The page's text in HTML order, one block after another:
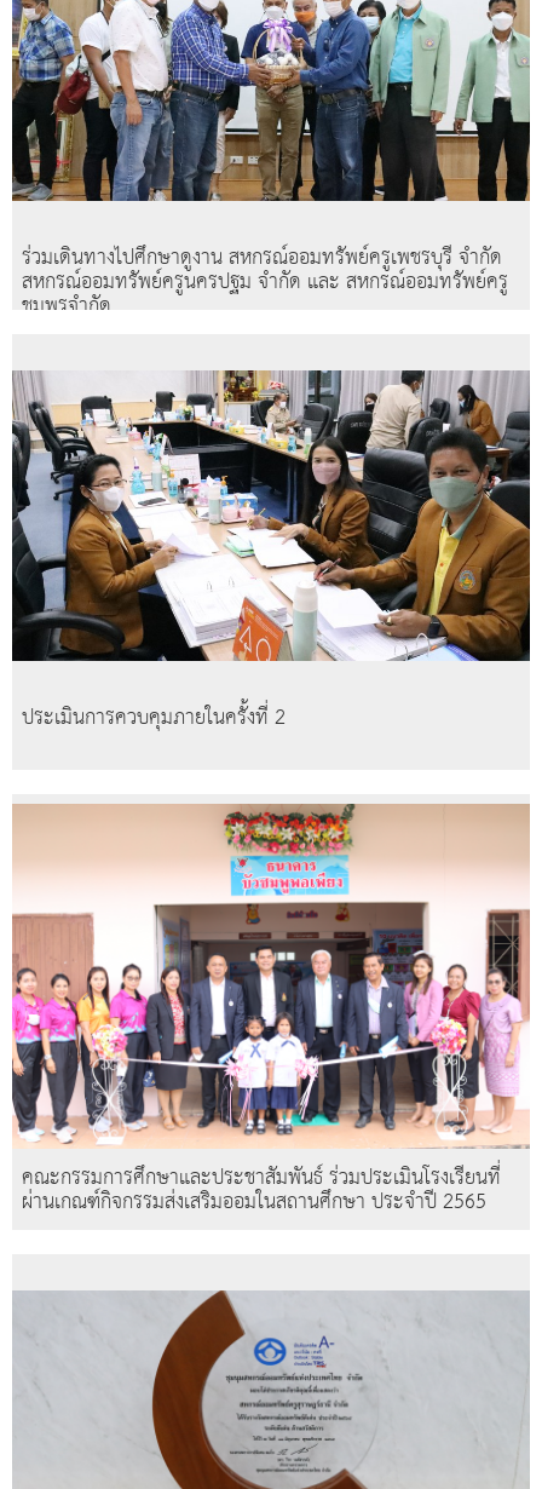
ร่วมเดินทางไปศึกษาดูงาน สหกรณ์ออมทรัพย์ครูเพชรบุรี จำกัด
สหกรณ์ออมทรัพย์ครูนครปฐม จำกัด และ สหกรณ์ออมทรัพย์ครู
ชุมพรจำกัด
ประเมินการควบคุมภายในครั้งที่ 2
คณะกรรมการศึกษาและประชาสัมพันธ์ ร่วมประเมินโรงเรียนที่
ผ่านเกณฑ์กิจกรรมส่งเสริมออมในสถานศึกษา ประจำปี 2565